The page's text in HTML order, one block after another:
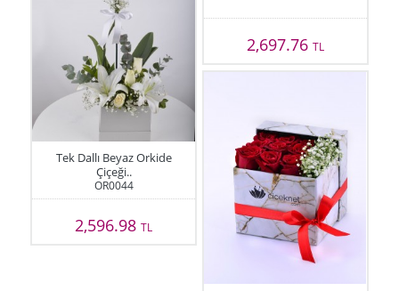
Tek Dallı Beyaz Orkide
Çiçeği..
OR0044
2,596.98TL
2,697.76 TL